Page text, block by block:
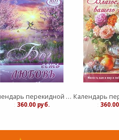
Календарь перекидной "Вдохновение" Бог есть любовь 25Х35
: 360.00 руб. :